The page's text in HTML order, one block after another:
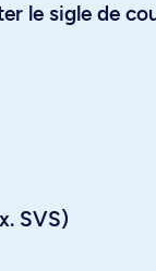
le sigle de
SVS)